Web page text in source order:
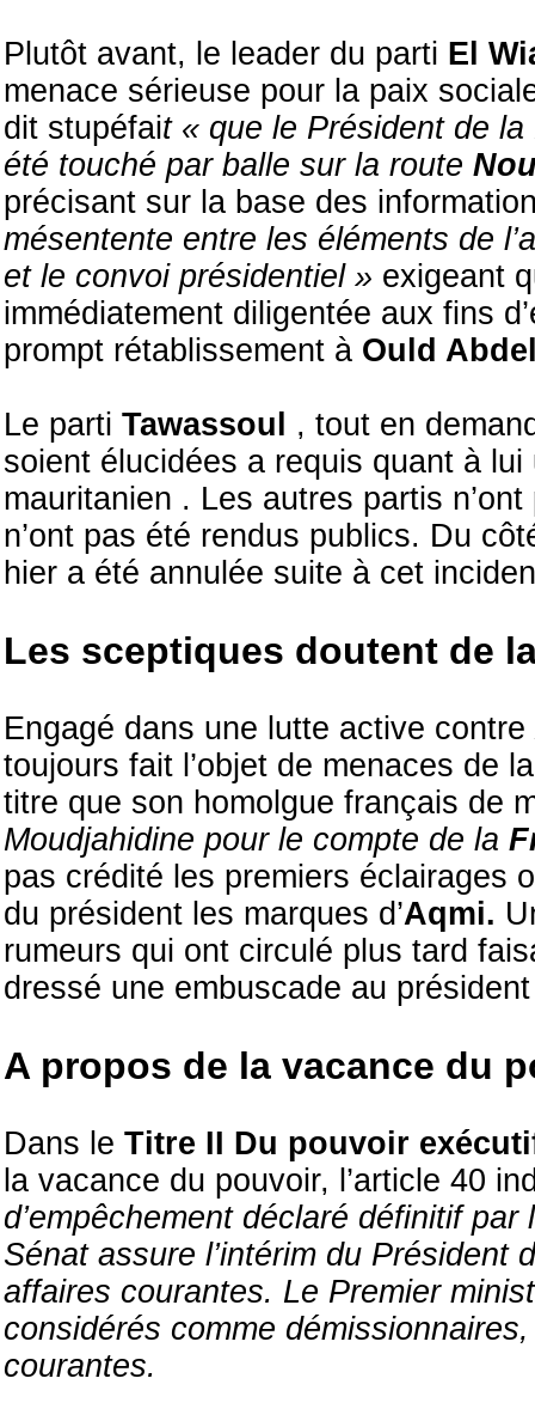
Plutôt avant, le leader du parti El
menace sérieuse pour la paix
dit stupéfait « que le Président de
été touché par balle sur la route
précisant sur la base des
mésentente entre les éléments de
et le convoi présidentiel » exigeant
immédiatement diligentée aux fins
prompt rétablissement à Ould
Le parti Tawassoul
, tout en
soient élucidées a requis quant à
mauritanien . Les autres partis
n’ont pas été rendus publics. Du
hier a été annulée suite à cet
Les sceptiques doutent de
Engagé dans une lutte active contre
toujours fait l’objet de menaces de
titre que son homolgue français de
Moudjahidine pour le compte de la
pas crédité les premiers éclairages
du président les marques d’Aqmi.
rumeurs qui ont circulé plus tard
dressé une embuscade au
A propos de la vacance du
Dans le Titre II Du pouvoir
la vacance du pouvoir, l’article 40
d’empêchement déclaré définitif
Sénat assure l’intérim du Président
affaires courantes. Le Premier
considérés comme
courantes.